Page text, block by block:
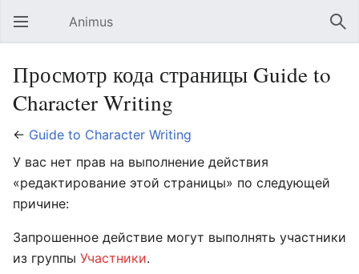
Открыть главное меню Animus
Просмотр кода страницы Guide to
Character Writing
← Guide to Character Writing
У вас нет прав на выполнение действия
«редактирование этой страницы» по следующей
причине:
Запрошенное действие могут выполнять участники
из группы Участники.